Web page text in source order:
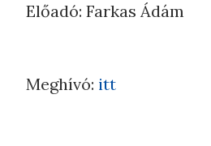
Előadó: Farkas Ádám
Meghívó: itt